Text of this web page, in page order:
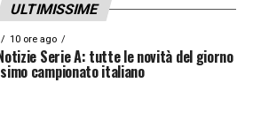
anche marcature a
I giocatori
però a proprio agio con
che Conte ha deciso di
ULTIMISSIME
10 ore ago
Serie A: tutte le novità del giorno
campionato italiano